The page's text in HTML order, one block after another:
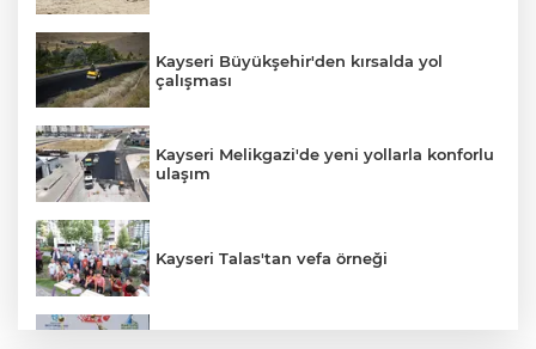
Kayseri Büyükşehir'den kırsalda yol
çalışması
Kayseri Melikgazi'de yeni yollarla konforlu
ulaşım
Kayseri Talas'tan vefa örneği